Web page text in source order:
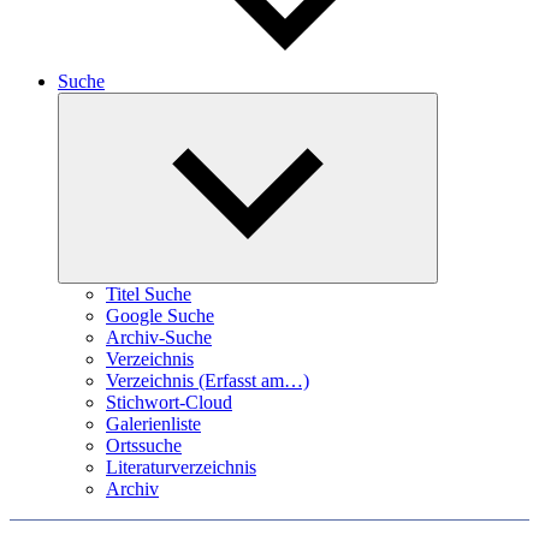
Suche
Titel Suche
Google Suche
Archiv-Suche
Verzeichnis
Verzeichnis (Erfasst am…)
Stichwort-Cloud
Galerienliste
Ortssuche
Literaturverzeichnis
Archiv